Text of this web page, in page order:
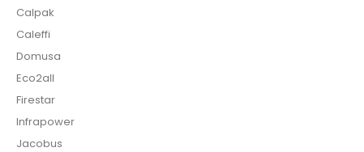
Calpak
Caleffi
Domusa
Eco2all
Firestar
Infrapower
Jacobus